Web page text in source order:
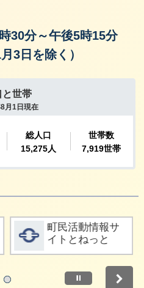
30分～午後5時15分
3日を除く）
詳細をみる
町民活動情報サ
イトとねっと
停止